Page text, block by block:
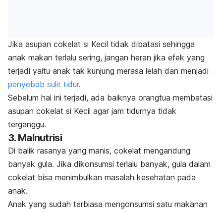
Jika asupan cokelat si Kecil tidak dibatasi sehingga
anak makan terlalu sering, jangan heran jika efek yang
terjadi yaitu anak tak kunjung merasa lelah dan menjadi
penyebab sulit tidur.
Sebelum hal ini terjadi, ada baiknya orangtua membatasi
asupan cokelat si Kecil agar jam tidurnya tidak
terganggu.
3. Malnutrisi
Di balik rasanya yang manis, cokelat mengandung
banyak gula. Jika dikonsumsi terlalu banyak, gula dalam
cokelat bisa menimbulkan masalah kesehatan pada
anak.
Anak yang sudah terbiasa mengonsumsi satu makanan